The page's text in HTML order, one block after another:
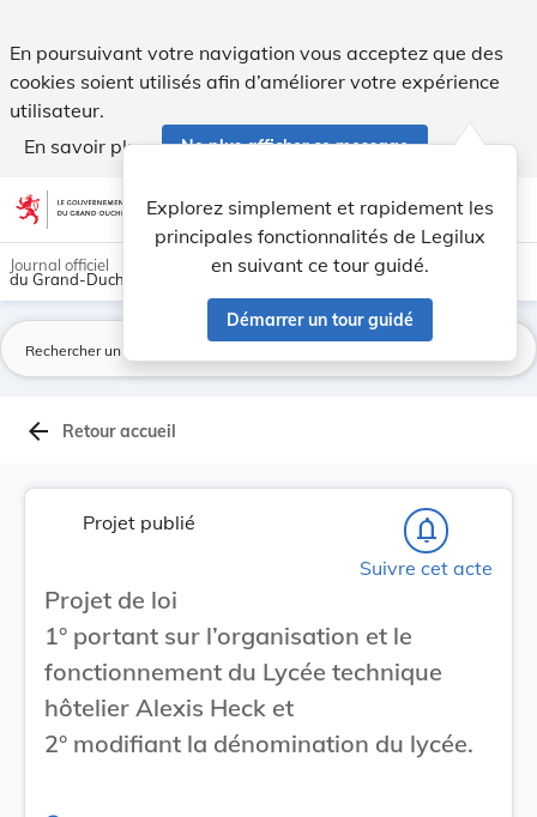
En poursuivant votre navigation vous acceptez que des
cookies soient utilisés afin d’améliorer votre expérience
utilisateur.
En savoir plus
Ne plus afficher ce message
Aller au contenu account_circle help Aide
Explorez simplement et rapidement les
principales fonctionnalités de Legilux
en suivant ce tour guidé.
Démarrer un tour guidé
light_mode dark_mode
Journal officiel
du Grand-Duché de Luxembourg
arrow_back Retour accueil
Projet publié notifications_none
Suivre cet acte
Projet de loi
1° portant sur l’organisation et le
fonctionnement du Lycée technique
hôtelier Alexis Heck et
2° modifiant la dénomination du lycée.